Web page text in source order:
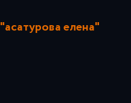
"асатурова елена"